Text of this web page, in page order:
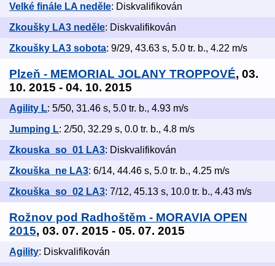
Velké finále LA neděle: Diskvalifikován
Zkoušky LA3 neděle: Diskvalifikován
Zkoušky LA3 sobota: 9/29, 43.63 s, 5.0 tr. b., 4.22 m/s
Plzeň - MEMORIAL JOLANY TROPPOVÉ, 03.
10. 2015 - 04. 10. 2015
Agility L: 5/50, 31.46 s, 5.0 tr. b., 4.93 m/s
Jumping L: 2/50, 32.29 s, 0.0 tr. b., 4.8 m/s
Zkouska_so_01 LA3: Diskvalifikován
Zkouška_ne LA3: 6/14, 44.46 s, 5.0 tr. b., 4.25 m/s
Zkouška_so_02 LA3: 7/12, 45.13 s, 10.0 tr. b., 4.43 m/s
Rožnov pod Radhoštěm - MORAVIA OPEN
2015, 03. 07. 2015 - 05. 07. 2015
Agility: Diskvalifikován